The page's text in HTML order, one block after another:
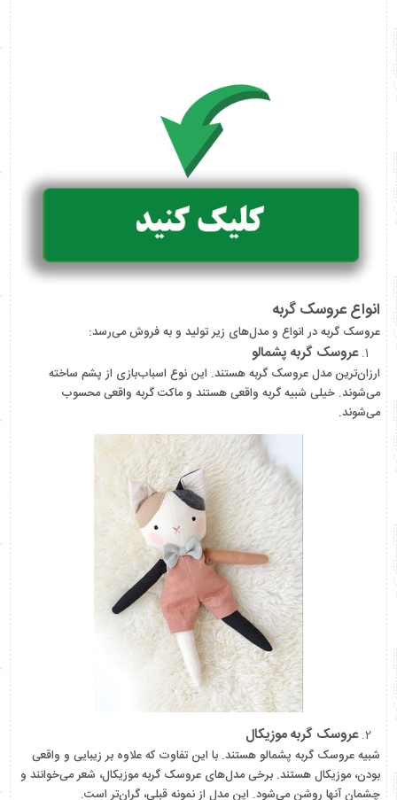
انواع عروسک گربه
عروسک گربه در انواع و مدل‌های زیر تولید و به فروش می‌رسد:
عروسک گربه پشمالو
ارزان‌ترین مدل عروسک گربه هستند. این نوع اسباب‌بازی از پشم ساخته
می‌شوند. خیلی شبیه گربه واقعی هستند و ماکت گربه واقعی محسوب
می‌شوند.
عروسک گربه موزیکال
شبیه عروسک گربه پشمالو هستند. با این تفاوت که علاوه بر زیبایی و واقعی
بودن، موزیکال هستند. برخی مدل‌های عروسک گربه موزیکال، شعر می‌خوانند و
چشمان آنها روشن می‌شود. این مدل از نمونه قبلی، گران‌تر است.